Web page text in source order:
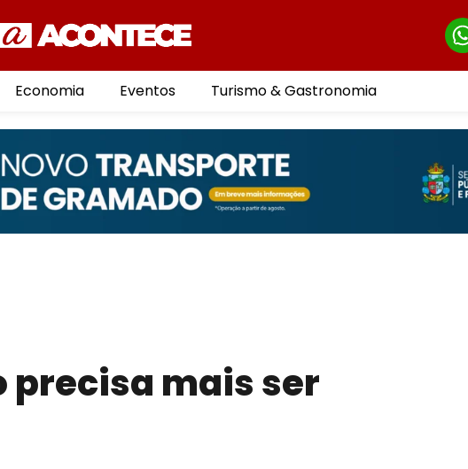
Economia Eventos Turismo & Gastronomia
precisa mais ser